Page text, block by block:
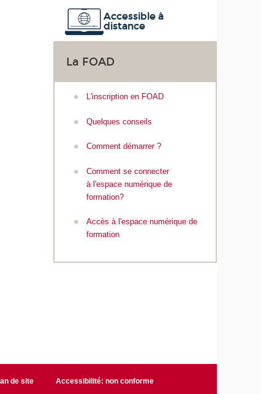
a
Accessible à
distance
La FOAD
L'inscription en FOAD
Quelques conseils
Comment démarrer ?
Comment se connecter
à l'espace numérique de
formation?
Accès à l'espace numérique de
formation
de site Accessibilité: non conforme